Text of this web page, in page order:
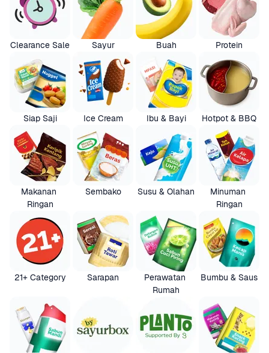
Clearance Sale Sayur Buah Protein
Siap Saji Ice Cream Ibu & Bayi Hotpot & BBQ
Makanan
Ringan
Sembako Susu & Olahan
Minuman
Ringan
21+ Category Sarapan
Perawatan
Rumah
Bumbu & Saus